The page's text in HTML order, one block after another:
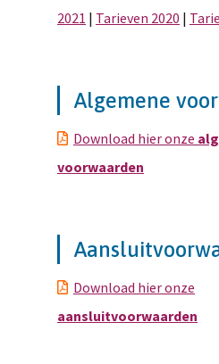
2021 | Tarieven 2020 |
Algemene
Download hier onze
voorwaarden
Download hier onze
aansluitvoorwaarden